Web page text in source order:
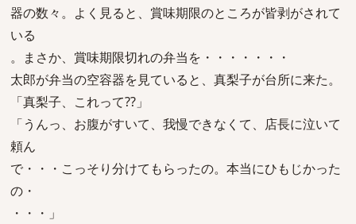
器の数々。よく見ると、賞味期限のところが皆剥がされて
いる
。まさか、賞味期限切れの弁当を・・・・・・・
太郎が弁当の空容器を見ていると、真梨子が台所に来た。
「真梨子、これって??」
「うんっ、お腹がすいて、我慢できなくて、店長に泣いて
頼ん
で・・・こっそり分けてもらったの。本当にひもじかった
の・
・・・」